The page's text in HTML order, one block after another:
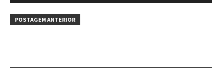
POSTAGEM ANTERIOR